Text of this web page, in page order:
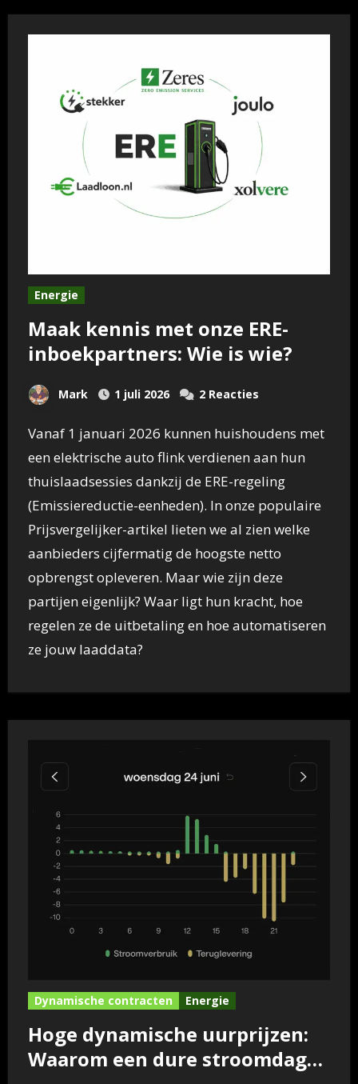
Energie
Maak kennis met onze ERE-
inboekpartners: Wie is wie?
Mark 1 juli 2026 2 Reacties
Vanaf 1 januari 2026 kunnen huishoudens met
een elektrische auto flink verdienen aan hun
thuislaadsessies dankzij de ERE-regeling
(Emissiereductie-eenheden). In onze populaire
Prijsvergelijker-artikel lieten we al zien welke
aanbieders cijfermatig de hoogste netto
opbrengst opleveren. Maar wie zijn deze
partijen eigenlijk? Waar ligt hun kracht, hoe
regelen ze de uitbetaling en hoe automatiseren
ze jouw laaddata?
Dynamische contracten Energie
Hoge dynamische uurprijzen:
Waarom een dure stroomdag